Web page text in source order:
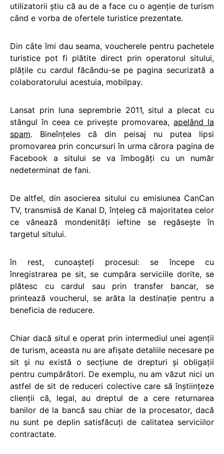
utilizatorii ştiu că au de a face cu o agenţie de turism
când e vorba de ofertele turistice prezentate.
Din câte îmi dau seama, voucherele pentru pachetele
turistice pot fi plătite direct prin operatorul sitului,
plățile cu cardul făcându-se pe pagina securizată a
colaboratorului acestuia, mobilpay.
Lansat prin luna seprembrie 2011, situl a plecat cu
stângul în ceea ce priveşte promovarea, apelând la
spam. Bineînţeles că din peisaj nu putea lipsi
promovarea prin concursuri în urma cărora pagina de
Facebook a sitului se va îmbogăţi cu un număr
nedeterminat de fani.
De altfel, din asocierea sitului cu emisiunea CanCan
TV, transmisă de Kanal D, înţeleg că majoritatea celor
ce vânează mondenităţi ieftine se regăsește în
targetul sitului.
în rest, cunoaşteţi procesul: se începe cu
înregistrarea pe sit, se cumpăra serviciile dorite, se
plătesc cu cardul sau prin transfer bancar, se
printează voucherul, se arăta la destinaţie pentru a
beneficia de reducere.
Chiar dacă situl e operat prin intermediul unei agenţii
de turism, aceasta nu are afişate detaliile necesare pe
sit şi nu există o secțiune de drepturi și obligații
pentru cumpărători. De exemplu, nu am văzut nici un
astfel de sit de reduceri colective care să înștiințeze
clienții că, legal, au dreptul de a cere returnarea
banilor de la bancă sau chiar de la procesator, dacă
nu sunt pe deplin satisfăcuți de calitatea serviciilor
contractate.